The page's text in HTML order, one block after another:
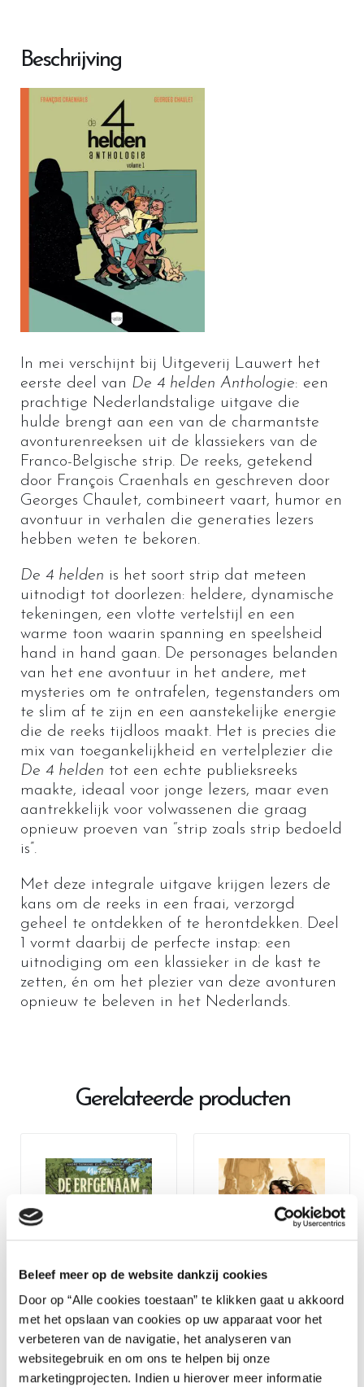
Beleef meer op de website dankzij cookies
Door op “Alle cookies toestaan” te klikken gaat u akkoord
met het opslaan van cookies op uw apparaat voor het
verbeteren van de navigatie, het analyseren van
websitegebruik en om ons te helpen bij onze
marketingprojecten. Indien u hierover meer informatie
Beschrijving
In mei verschijnt bij Uitgeverij Lauwert het
eerste deel van De 4 helden Anthologie: een
prachtige Nederlandstalige uitgave die
hulde brengt aan een van de charmantste
avonturenreeksen uit de klassiekers van de
Franco-Belgische strip. De reeks, getekend
door François Craenhals en geschreven door
Georges Chaulet, combineert vaart, humor en
avontuur in verhalen die generaties lezers
hebben weten te bekoren.
De 4 helden is het soort strip dat meteen
uitnodigt tot doorlezen: heldere, dynamische
tekeningen, een vlotte vertelstijl en een
warme toon waarin spanning en speelsheid
hand in hand gaan. De personages belanden
van het ene avontuur in het andere, met
mysteries om te ontrafelen, tegenstanders om
te slim af te zijn en een aanstekelijke energie
die de reeks tijdloos maakt. Het is precies die
mix van toegankelijkheid en vertelplezier die
De 4 helden tot een echte publieksreeks
maakte, ideaal voor jonge lezers, maar even
aantrekkelijk voor volwassenen die graag
opnieuw proeven van “strip zoals strip bedoeld
is”.
Met deze integrale uitgave krijgen lezers de
kans om de reeks in een fraai, verzorgd
geheel te ontdekken of te herontdekken. Deel
1 vormt daarbij de perfecte instap: een
uitnodiging om een klassieker in de kast te
zetten, én om het plezier van deze avonturen
opnieuw te beleven in het Nederlands.
Gerelateerde producten
Miss Tattoo 1 – De
Erfgenaam
€10,95
Wyoming 1863 1: Vijf Dagen
om te Sterven SC
€10,95